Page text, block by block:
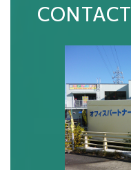
CONTACT